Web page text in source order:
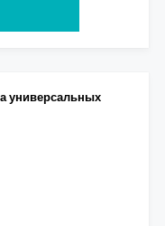
универсальных